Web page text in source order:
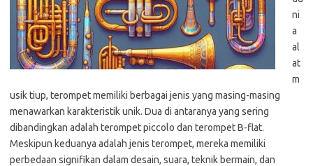
ni
a
al
at
m
usik tiup, terompet memiliki berbagai jenis yang masing-masing
menawarkan karakteristik unik. Dua di antaranya yang sering
dibandingkan adalah terompet piccolo dan terompet B-flat.
Meskipun keduanya adalah jenis terompet, mereka memiliki
perbedaan signifikan dalam desain, suara, teknik bermain, dan